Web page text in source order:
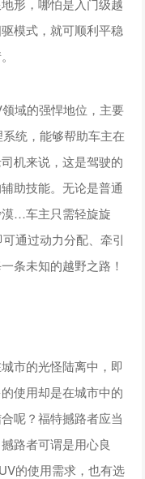
形，哪怕是入门级越
模式，就可顺利平稳
域的强悍地位，主要
统，能够帮助车主在
机来说，这是驾驶的
助技能。无论是普通
…车主只需轻旋旋
通过动力分配、牵引
条未知的越野之路！
市的光怪陆离中，即
使用却是在城市中的
呢？福特撼路者应当
路者可谓是用心良
的使用需求，也有选